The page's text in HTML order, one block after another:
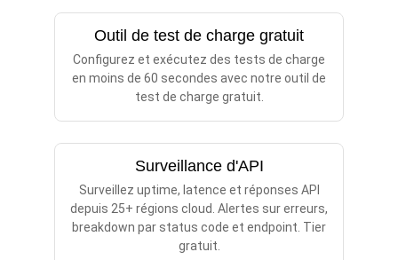
Outil de test de charge gratuit
Configurez et exécutez des tests de charge
en moins de 60 secondes avec notre outil de
test de charge gratuit.
Surveillance d'API
Surveillez uptime, latence et réponses API
depuis 25+ régions cloud. Alertes sur erreurs,
breakdown par status code et endpoint. Tier
gratuit.